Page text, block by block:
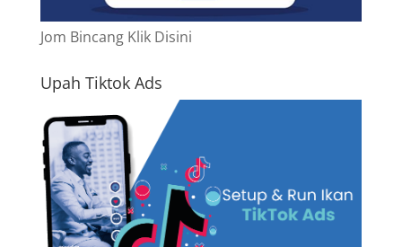
Jom Bincang Klik Disini
Upah Tiktok Ads